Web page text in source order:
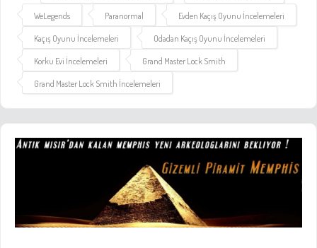
WeLegends Paranormal Evden Kaçış Oyunu İncelemeleri
Kaçış Oyunu İncelemeleri Odadan Kaçış Oyunu İncelemeleri
Korku Evi İncelemeleri Grand Master Lock Smith
Grand Master Lock Smith İncelemeleri